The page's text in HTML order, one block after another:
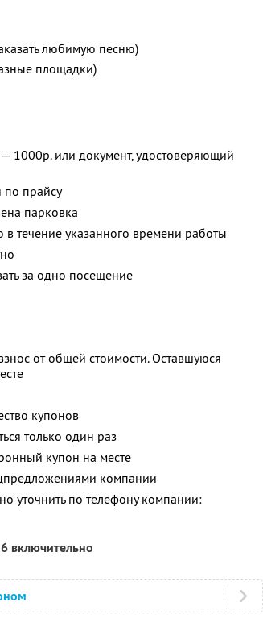
любимую песню)
площадки)
1000р. или документ, удостоверяющий
по прайсу
парковка
течение указанного времени работы
за одно посещение
от общей стоимости. Оставшуюся
купонов
только один раз
купон на месте
компании
уточнить по телефону компании:
включительно